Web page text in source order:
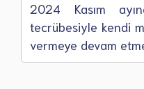
2024 Kasım
tecrübesiyle kendi
vermeye devam